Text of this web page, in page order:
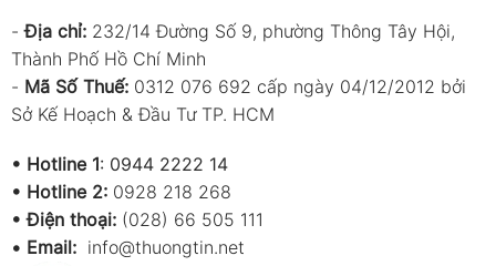
-Địa chỉ: 232/14 Đường Số 9, phường Thông Tây Hội,
Thành Phố Hồ Chí Minh
- Mã Số Thuế: 0312 076 692 cấp ngày 04/12/2012 bởi
Sở Kế Hoạch & Đầu Tư TP. HCM
• Hotline 1: 0944 2222 14
• Hotline 2: 0928 218 268
• Điện thoại: (028) 66 505 111
• Email: info@thuongtin.net